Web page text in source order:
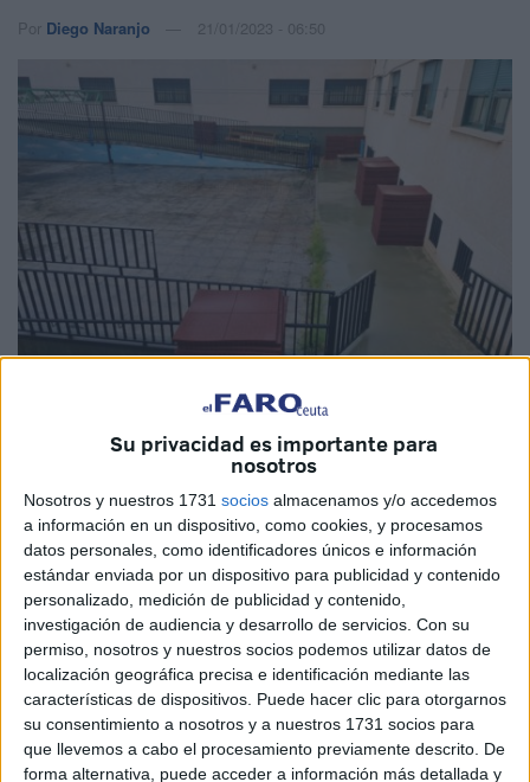
Su privacidad es importante para
nosotros
Nosotros y nuestros 1731 socios almacenamos y/o accedemos
a información en un dispositivo, como cookies, y procesamos
datos personales, como identificadores únicos e información
estándar enviada por un dispositivo para publicidad y contenido
personalizado, medición de publicidad y contenido,
investigación de audiencia y desarrollo de servicios. Con su
permiso, nosotros y nuestros socios podemos utilizar datos de
localización geográfica precisa e identificación mediante las
características de dispositivos. Puede hacer clic para otorgarnos
su consentimiento a nosotros y a nuestros 1731 socios para
que llevemos a cabo el procesamiento previamente descrito. De
forma alternativa, puede acceder a información más detallada y
Por Diego Naranjo 21/01/2023 - 06:50
Imágenes cedidas
Las familias del colegio de Educación Especial San
Antoniode Ceuta han querido mostrar su “descontento”
ante lo que consideran “falta de interés”por parte de la
Ciudadpara arreglar el patio del colegio y facilitar que sus
hijos e hijas puedan salir en el horario del recreo.
Un lugar tan importante para un alumnado que necesita